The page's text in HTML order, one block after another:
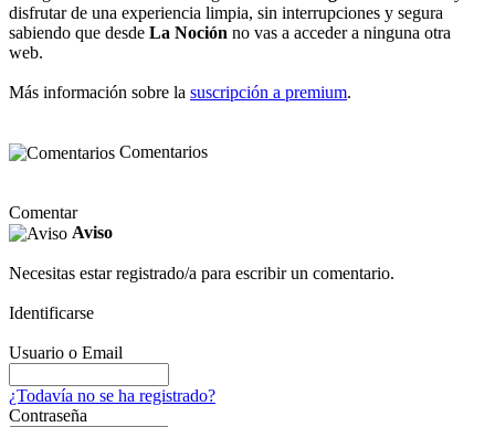
disfrutar de una experiencia limpia, sin interrupciones y segura
sabiendo que desde La Noción no vas a acceder a ninguna otra
web.
Más información sobre la suscripción a premium.
Comentarios
Comentar
Aviso
Necesitas estar registrado/a para escribir un comentario.
Identificarse
Usuario o Email
¿Todavía no se ha registrado?
Contraseña